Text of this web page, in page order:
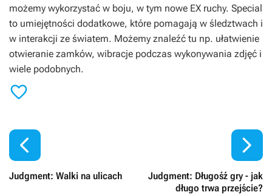
możemy wykorzystać w boju, w tym nowe EX ruchy. Special
to umiejętności dodatkowe, które pomagają w śledztwach i
w interakcji ze światem. Możemy znaleźć tu np. ułatwienie
otwieranie zamków, wibracje podczas wykonywania zdjęć i
wiele podobnych.


Judgment: Walki na ulicach
Judgment: Długośź gry - jak
długo trwa przejście?
